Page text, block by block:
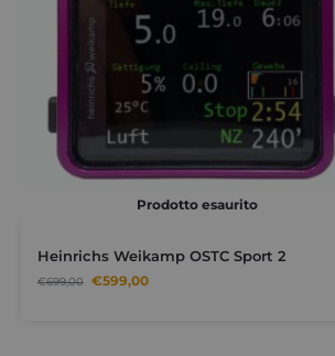
Prodotto esaurito
Heinrichs Weikamp OSTC Sport 2
€699,00 €599,00